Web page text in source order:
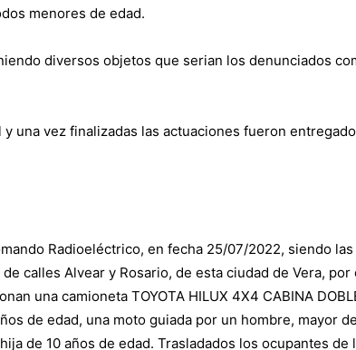
menores de edad.
diversos objetos que serian los denunciados
una vez finalizadas las actuaciones fueron
Radioeléctrico, en fecha 25/07/2022, siendo las
calles Alvear y Rosario, de esta ciudad de Vera, por
una camioneta TOYOTA HILUX 4X4 CABINA
de edad, una moto guiada por un hombre, mayor
de 10 años de edad. Trasladados los ocupantes de